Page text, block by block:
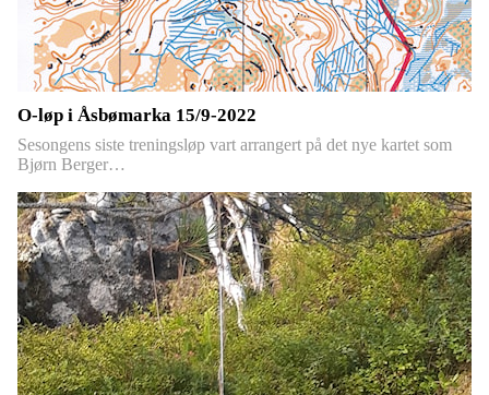
O-løp i Åsbømarka 15/9-2022
Sesongens siste treningsløp vart arrangert på det nye kartet som
Bjørn Berger…